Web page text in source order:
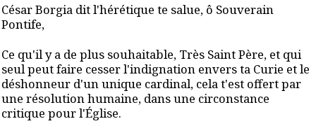
César Borgia dit l'hérétique te salue, ô Souverain
Pontife,
Ce qu'il y a de plus souhaitable, Très Saint Père, et qui
seul peut faire cesser l'indignation envers ta Curie et le
déshonneur d'un unique cardinal, cela t'est offert par
une résolution humaine, dans une circonstance
critique pour l'Église.